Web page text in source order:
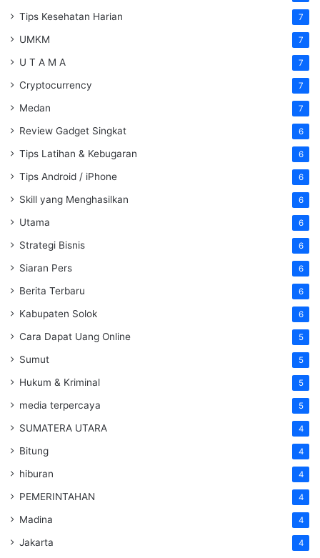
Tips Kesehatan Harian 7
UMKM 7
U T A M A 7
Cryptocurrency 7
Medan 7
Review Gadget Singkat 6
Tips Latihan & Kebugaran 6
Tips Android / iPhone 6
Skill yang Menghasilkan 6
Utama 6
Strategi Bisnis 6
Siaran Pers 6
Berita Terbaru 6
Kabupaten Solok 6
Cara Dapat Uang Online 5
Sumut 5
Hukum & Kriminal 5
media terpercaya 5
SUMATERA UTARA 4
Bitung 4
hiburan 4
PEMERINTAHAN 4
Madina 4
Jakarta 4